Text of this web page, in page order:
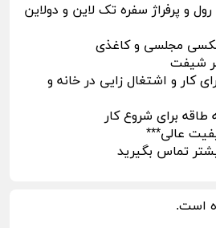
و پرفراژ سفره تک لاین و دولاین
مجلسی و کاغذی
کار و اشتغال زایی در خانه و
طاقه برای شروع کار
عالی***
تماس بگیرید
است.